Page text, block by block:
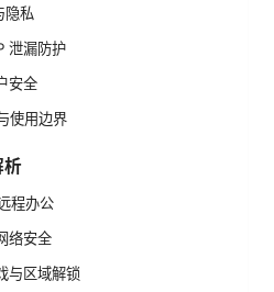
隐私
泄漏防护
安全
使用边界
析
程办公
络安全
与区域解锁